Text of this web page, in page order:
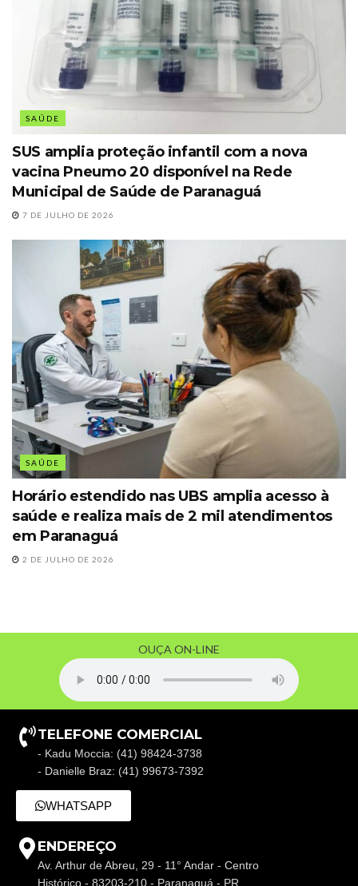
SAÚDE
SUS amplia proteção infantil com a nova
vacina Pneumo 20 disponível na Rede
Municipal de Saúde de Paranaguá
7 DE JULHO DE 2026
SAÚDE
Horário estendido nas UBS amplia acesso à
saúde e realiza mais de 2 mil atendimentos
em Paranaguá
2 DE JULHO DE 2026
OUÇA ON-LINE
TELEFONE COMERCIAL
- Kadu Moccia: (41) 98424-3738
- Danielle Braz: (41) 99673-7392
WHATSAPP
ENDEREÇO
Av. Arthur de Abreu, 29 - 11° Andar - Centro
Histórico - 83203-210 - Paranaguá - PR